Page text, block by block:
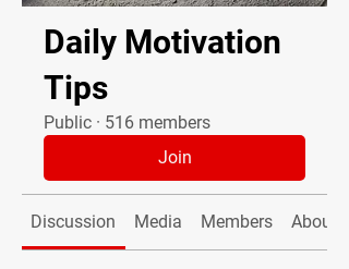
Daily Motivation
Tips
Public · 516 members
Join
Discussion Media Members About